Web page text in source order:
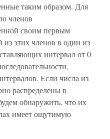
таким образом. Для
членов
своим первым
этих членов в один из
интервал от 0
Если числа из
распределены в
обнаружить, что их
имеет ощутимую